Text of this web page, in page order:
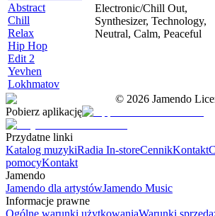
Abstract
Chill
Relax
Hip Hop
Edit 2
Yevhen
Lokhmatov
Electronic/Chill Out,
Synthesizer, Technology,
Neutral, Calm, Peaceful
© 2026 Jamendo
Pobierz aplikację
Przydatne linki
Katalog muzykiRadia In-storeCennikKontakt
pomocyKontakt
Jamendo
Jamendo dla artystówJamendo Music
Informacje prawne
Ogólne warunki użytkowaniaWarunki